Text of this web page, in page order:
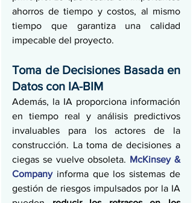
ahorros de tiempo y costos, al mismo
tiempo que garantiza una calidad
impecable del proyecto.
Toma de Decisiones Basada en
Datos con IA-BIM
Además, la IA proporciona información
en tiempo real y análisis predictivos
invaluables para los actores de la
construcción. La toma de decisiones a
ciegas se vuelve obsoleta. McKinsey &
Company informa que los sistemas de
gestión de riesgos impulsados por la IA